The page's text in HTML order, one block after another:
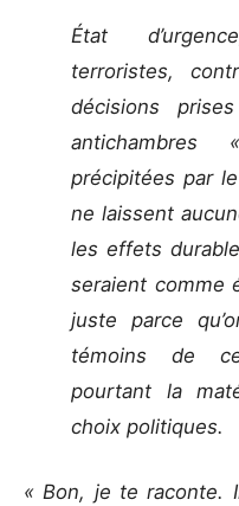
État
terroristes,
décisions
antichambres
précipitées par
ne laissent
les effets
seraient comme
juste parce
témoins de
pourtant la
choix politiques.
« Bon, je te raconte.